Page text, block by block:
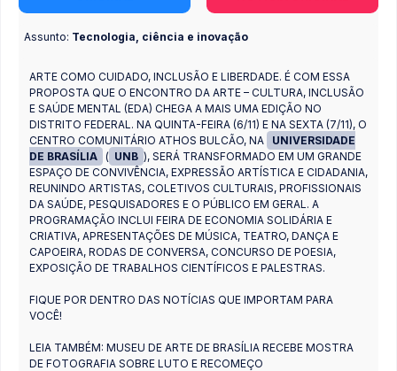
Assunto: Tecnologia, ciência e inovação
ARTE COMO CUIDADO, INCLUSÃO E LIBERDADE. É COM ESSA
PROPOSTA QUE O ENCONTRO DA ARTE – CULTURA, INCLUSÃO
E SAÚDE MENTAL (EDA) CHEGA A MAIS UMA EDIÇÃO NO
DISTRITO FEDERAL. NA QUINTA-FEIRA (6/11) E NA SEXTA (7/11), O
CENTRO COMUNITÁRIO ATHOS BULCÃO, NA
UNIVERSIDADE
DE BRASÍLIA ( UNB ), SERÁ TRANSFORMADO EM UM GRANDE
ESPAÇO DE CONVIVÊNCIA, EXPRESSÃO ARTÍSTICA E CIDADANIA,
REUNINDO ARTISTAS, COLETIVOS CULTURAIS, PROFISSIONAIS
DA SAÚDE, PESQUISADORES E O PÚBLICO EM GERAL. A
PROGRAMAÇÃO INCLUI FEIRA DE ECONOMIA SOLIDÁRIA E
CRIATIVA, APRESENTAÇÕES DE MÚSICA, TEATRO, DANÇA E
CAPOEIRA, RODAS DE CONVERSA, CONCURSO DE POESIA,
EXPOSIÇÃO DE TRABALHOS CIENTÍFICOS E PALESTRAS.
FIQUE POR DENTRO DAS NOTÍCIAS QUE IMPORTAM PARA
VOCÊ!
LEIA TAMBÉM: MUSEU DE ARTE DE BRASÍLIA RECEBE MOSTRA
DE FOTOGRAFIA SOBRE LUTO E RECOMEÇO